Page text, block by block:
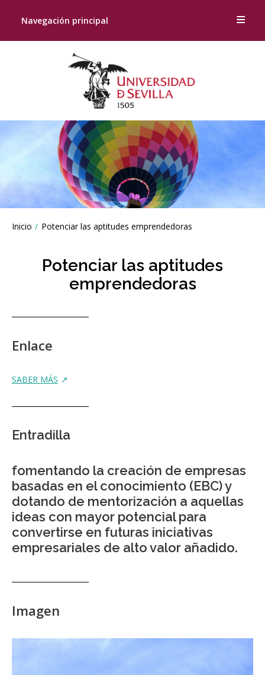
Navegación principal
Breadcrumbs
You
Inicio Potenciar las aptitudes emprendedoras
Potenciar las aptitudes
emprendedoras
Enlace
SABER MÁS
Entradilla
fomentando la creación de empresas
basadas en el conocimiento (EBC) y
dotando de mentorización a aquellas
ideas con mayor potencial para
convertirse en futuras iniciativas
empresariales de alto valor añadido.
Imagen